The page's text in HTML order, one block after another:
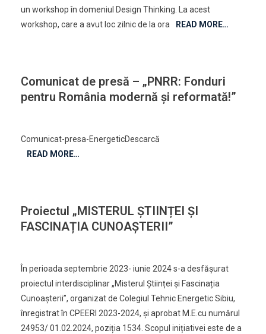
Mobility
un workshop în domeniul Design Thinking. La acest
workshop, care a avut loc zilnic de la ora
READ MORE…
Comunicat de presă – „PNRR: Fonduri
pentru România modernă și reformată!”
De
Pentru
România
Reformată!”
Comunicat-presa-EnergeticDescarcă
READ MORE…
Proiectul „MISTERUL ȘTIINȚEI ȘI
FASCINAȚIA CUNOAȘTERII”
„MISTERUL
ȘTIINȚEI
ȘI
FASCINAȚIA
CUNOAȘTERII”
În perioada septembrie 2023- iunie 2024 s-a desfășurat
proiectul interdisciplinar „Misterul Științei și Fascinația
Cunoașterii”, organizat de Colegiul Tehnic Energetic Sibiu,
înregistrat în CPEERI 2023-2024, și aprobat M.E.cu numărul
24953/ 01.02.2024, poziția 1534. Scopul inițiativei este de a